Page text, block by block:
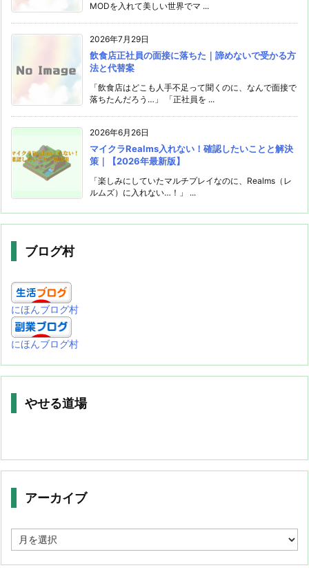
MODを入れて美しい世界でマ ...
2026年7月29日
飲食店正社員の面接に落ちた｜諦めないで受かる方
法と代替案
「飲食店はどこも人手不足って聞くのに、なんで面接で
落ちたんだろう…」 「正社員を ...
2026年6月26日
マイクラRealms入れない！確認したいことと解決
策｜【2026年最新版】
「楽しみにしていたマルチプレイなのに、Realms（レ
ルムズ）に入れない…！」 ...
ブログ村
にほんブログ村
にほんブログ村
やせる道場
アーカイブ
ー